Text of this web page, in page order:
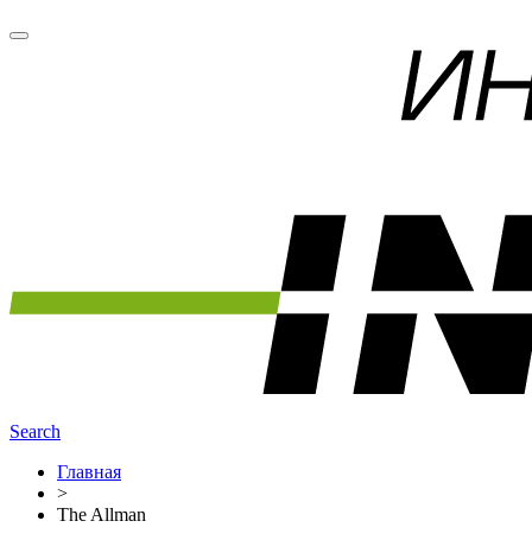
Search
Главная
>
The Allman